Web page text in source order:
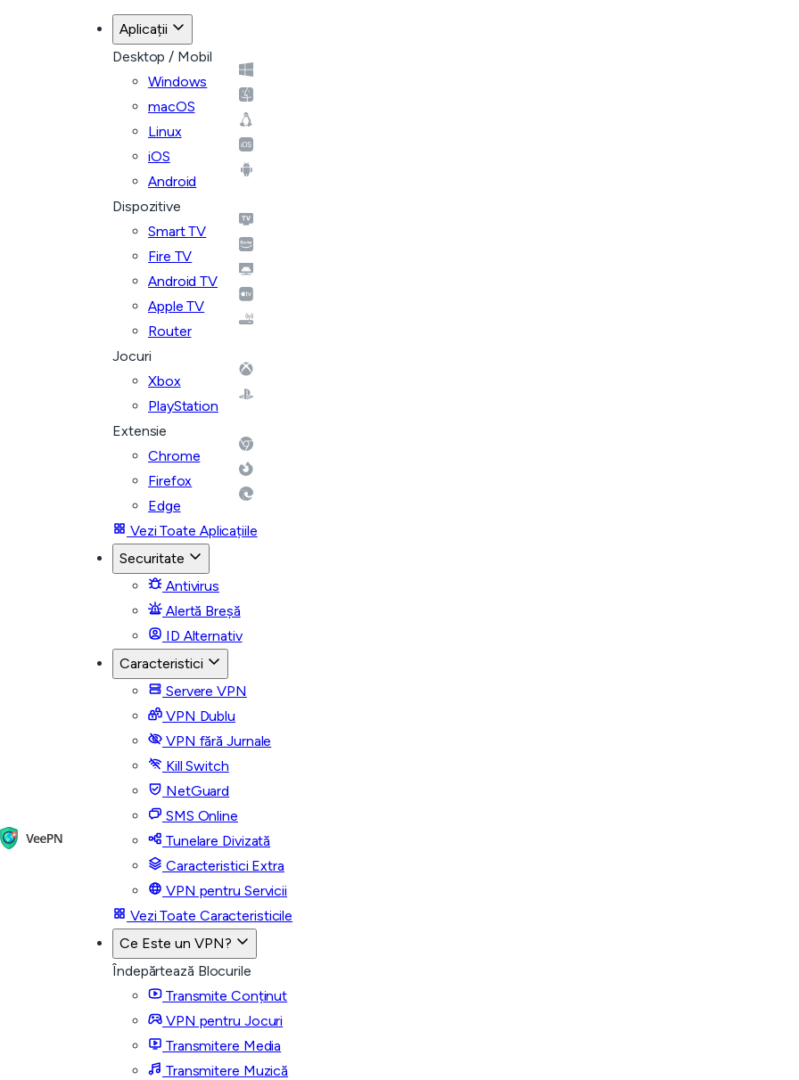
Aplicații
Desktop / Mobil
Windows
macOS
Linux
iOS
Android
Dispozitive
Smart TV
Fire TV
Android TV
Apple TV
Router
Jocuri
Xbox
PlayStation
Extensie
Chrome
Firefox
Edge
Vezi Toate Aplicațiile
Securitate
Antivirus
Alertă Breșă
ID Alternativ
Caracteristici
Servere VPN
VPN Dublu
VPN fără Jurnale
Kill Switch
NetGuard
SMS Online
Tunelare Divizată
Caracteristici Extra
VPN pentru Servicii
Vezi Toate Caracteristicile
Ce Este un VPN?
Îndepărtează Blocurile
Transmite Conținut
VPN pentru Jocuri
Transmitere Media
Transmitere Muzică